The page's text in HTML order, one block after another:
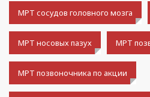
МРТ сосудов головного мозга
МРТ носовых пазух МРТ
МРТ позвоночника по акции